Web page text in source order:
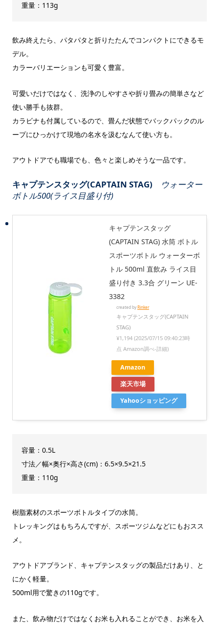
重量：113g
飲み終えたら、パタパタと折りたたんでコンパクトにできるモ
デル。
カラーバリエーションも可愛く豊富。
可愛いだけではなく、洗浄のしやすさや折り畳みの簡単さなど
使い勝手も抜群。
カラビナも付属しているので、畳んだ状態でバックパックのル
ープにひっかけて現地の名水を汲むなんて使い方も。
アウトドアでも職場でも、色々と楽しめそうな一品です。
キャプテンスタッグ(CAPTAIN STAG)
ウォーター
ボトル500(ライス目盛り付)
キャプテンスタッグ
(CAPTAIN STAG) 水筒 ボトル
スポーツボトル ウォーターボ
トル 500ml 直飲み ライス目
盛り付き 3.3合 グリーン UE-
3382
created byRinker
キャプテンスタッグ(CAPTAIN
STAG)
¥1,194 (2025/07/15 09:40:23時
点 Amazon調べ-詳細)
Amazon
楽天市場
Yahooショッピング
容量：0.5L
寸法／幅×奥行×高さ(cm)：6.5×9.5×21.5
重量：110g
樹脂素材のスポーツボトルタイプの水筒。
トレッキングはもちろんですが、スポーツジムなどにもおスス
メ。
アウトドアブランド、キャプテンスタッグの製品だけあり、と
にかく軽量。
500ml用で驚きの110gです。
また、飲み物だけではなくお米も入れることができ、お米を入